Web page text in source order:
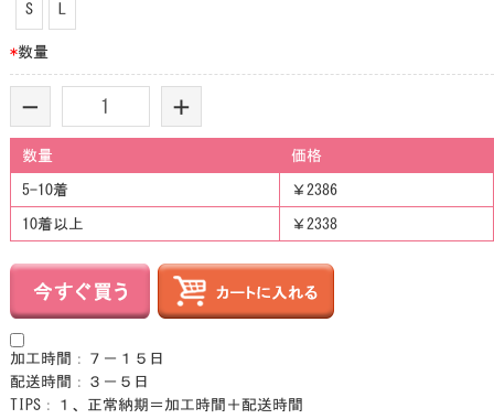
S L
*数量
- +
数量 価格
5-10着 ￥2386
10着以上 ￥2338
加工時間：７－１５日
配送時間：３－５日
TIPS：１、正常納期＝加工時間＋配送時間